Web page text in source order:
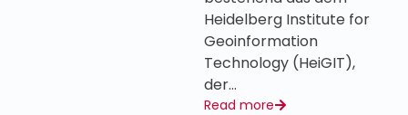
Heidelberg Institute for
Geoinformation
Technology (HeiGIT),
der…
Read more